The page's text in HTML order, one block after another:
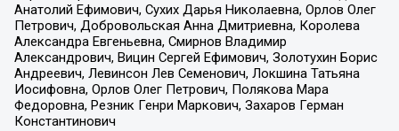
Анатолий Ефимович, Сухих Дарья Николаевна, Орлов Олег
Петрович, Добровольская Анна Дмитриевна, Королева
Александра Евгеньевна, Смирнов Владимир
Александрович, Вицин Сергей Ефимович, Золотухин Борис
Андреевич, Левинсон Лев Семенович, Локшина Татьяна
Иосифовна, Орлов Олег Петрович, Полякова Мара
Федоровна, Резник Генри Маркович, Захаров Герман
Константинович